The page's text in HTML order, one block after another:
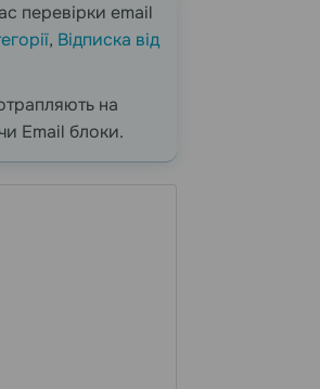
перевірки email
, Відписка від
на
Email блоки.